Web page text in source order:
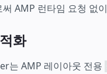
AMP 런타임 요청 없
화
는 AMP 레이아웃 전용